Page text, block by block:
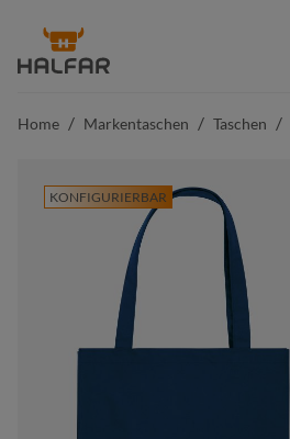
springen
Home / Markentaschen / Taschen /
KONFIGURIERBAR